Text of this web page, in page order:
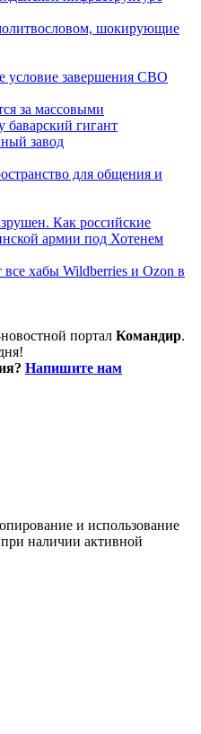
шокирующие
условие завершения СВО
за массовыми
гигант
завод
для общения и
Как российские
армии под Хотенем
хабы Wildberries и Ozon в
портал Командир.
Напишите нам
и использование
наличии активной